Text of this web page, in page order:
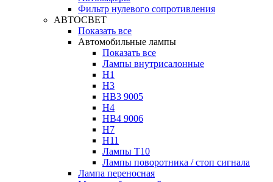
Фильтр нулевого сопротивления
АВТОСВЕТ
Показать все
Автомобильные лампы
Показать все
Лампы внутрисалонные
H1
H3
HB3 9005
H4
HB4 9006
H7
H11
Лампы Т10
Лампы поворотника / стоп сигнала
Лампа переносная